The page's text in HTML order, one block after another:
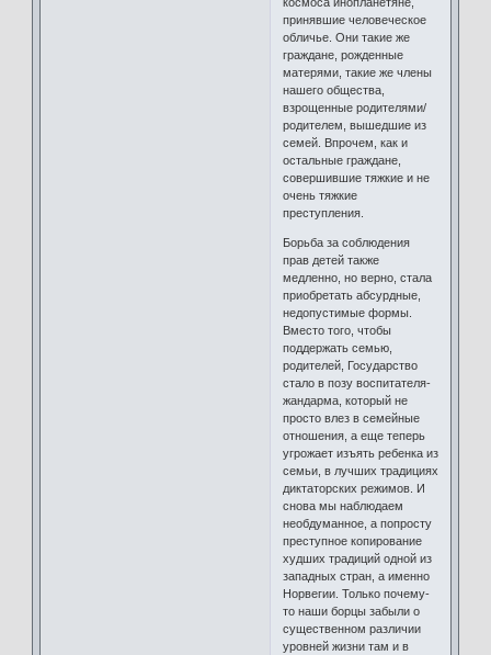
принявшие человеческое
обличье. Они такие же
граждане, рожденные
матерями, такие же члены
нашего общества,
взрощенные родителями/
родителем, вышедшие из
семей. Впрочем, как и
остальные граждане,
совершившие тяжкие и не
очень тяжкие
преступления.
Борьба за соблюдения
прав детей также
медленно, но верно, стала
приобретать абсурдные,
недопустимые формы.
Вместо того, чтобы
поддержать семью,
родителей, Государство
стало в позу воспитателя-
жандарма, который не
просто влез в семейные
отношения, а еще теперь
угрожает изъять ребенка из
семьи, в лучших традициях
диктаторских режимов. И
снова мы наблюдаем
необдуманное, а попросту
преступное копирование
худших традиций одной из
западных стран, а именно
Норвегии. Только почему-
то наши борцы забыли о
существенном различии
уровней жизни там и в